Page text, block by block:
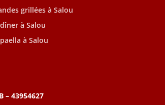
grillées à Salou
à Salou
à Salou
– 43954627